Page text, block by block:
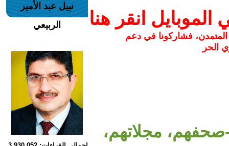
انقر هنا
المتمدن، فشاركونا في دعم
الحر
صحفهم، مجلاتهم،
نبيل عبد الأمير
الربيعي